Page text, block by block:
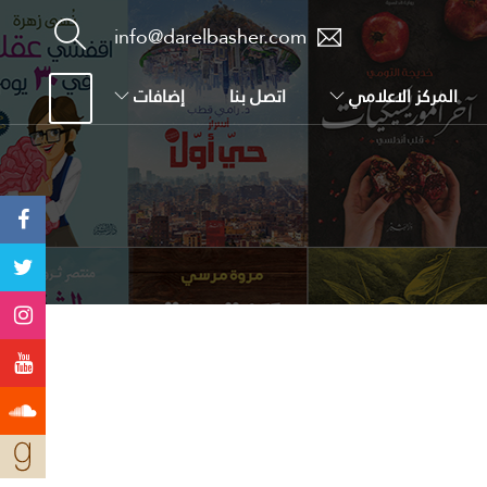
info@darelbasher.com
المركز الاعلامي اتصل بنا إضافات